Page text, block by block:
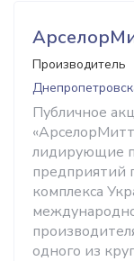
Производитель
Публичное
лидирующие
предприятий
комплекса
одного из